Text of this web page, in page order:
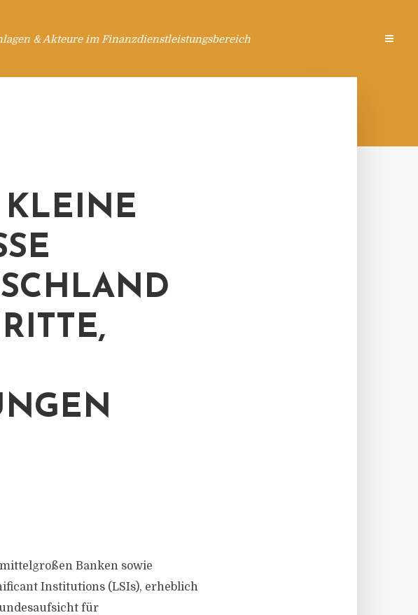
& Akteure im Finanzdienstleistungsbereich
KLEINE
B
Z
A
B
Banken sowie
Institutions (LSIs), erheblich
für